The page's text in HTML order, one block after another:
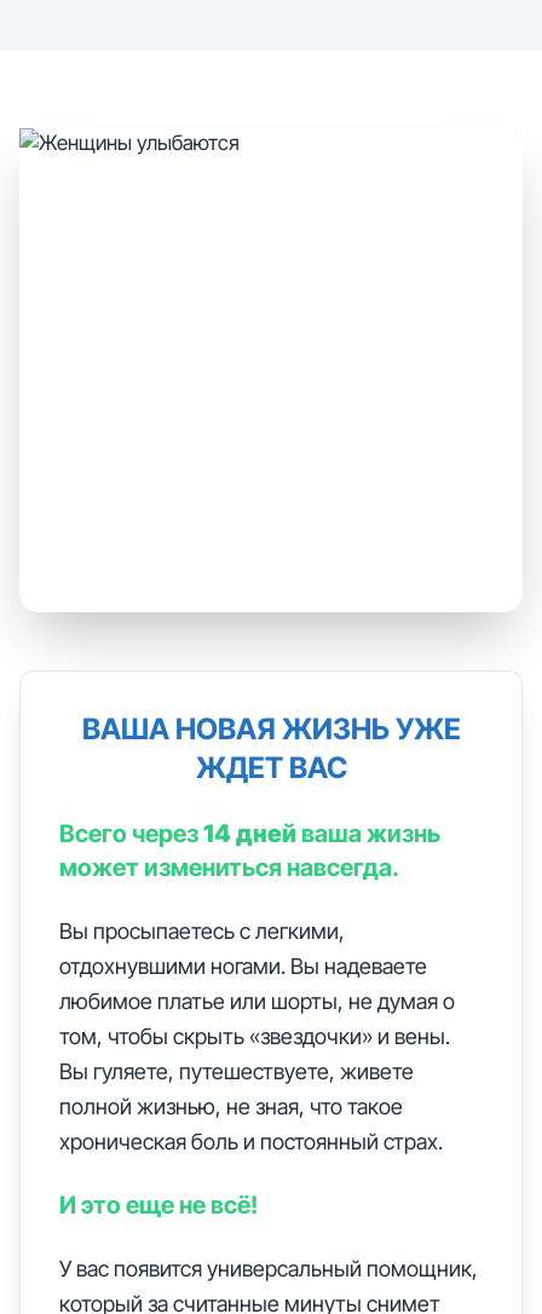
ВАША НОВАЯ ЖИЗНЬ УЖЕ
ЖДЕТ ВАС
Всего через14 дней ваша жизнь
может измениться навсегда.
Вы просыпаетесь с легкими,
отдохнувшими ногами. Вы надеваете
любимое платье или шорты, не думая о
том, чтобы скрыть «звездочки» и вены.
Вы гуляете, путешествуете, живете
полной жизнью, не зная, что такое
хроническая боль и постоянный страх.
И это еще не всё!
У вас появится универсальный помощник,
который за считанные минуты снимет